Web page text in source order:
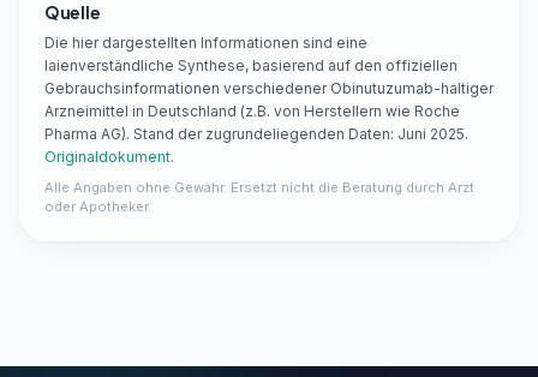
Quelle
Die hier dargestellten Informationen sind eine
laienverständliche Synthese, basierend auf den offiziellen
Gebrauchsinformationen verschiedener Obinutuzumab-haltiger
Arzneimittel in Deutschland (z.B. von Herstellern wie Roche
Pharma AG). Stand der zugrundeliegenden Daten: Juni 2025.
Originaldokument.
Alle Angaben ohne Gewähr. Ersetzt nicht die Beratung durch Arzt
oder Apotheker.